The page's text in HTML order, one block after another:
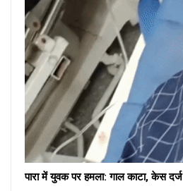
पारा में युवक पर हमला: गाल काटा, केस दर्ज